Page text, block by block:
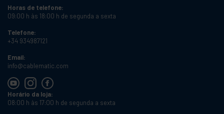
Horas de telefone:
09:00 h às 18:00 h de segunda a sexta
Telefone:
+34 934987121
Email:
info@cablematic.com
Horário da loja:
08:00 h às 17:00 h de segunda a sexta